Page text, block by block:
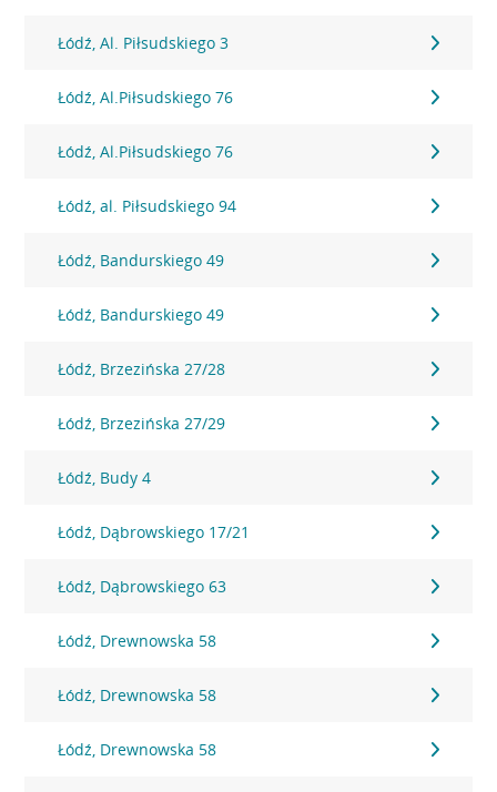
Łódź, Al. Piłsudskiego 3
Łódź, Al.Piłsudskiego 76
Łódź, Al.Piłsudskiego 76
Łódź, al. Piłsudskiego 94
Łódź, Bandurskiego 49
Łódź, Bandurskiego 49
Łódź, Brzezińska 27/28
Łódź, Brzezińska 27/29
Łódź, Budy 4
Łódź, Dąbrowskiego 17/21
Łódź, Dąbrowskiego 63
Łódź, Drewnowska 58
Łódź, Drewnowska 58
Łódź, Drewnowska 58